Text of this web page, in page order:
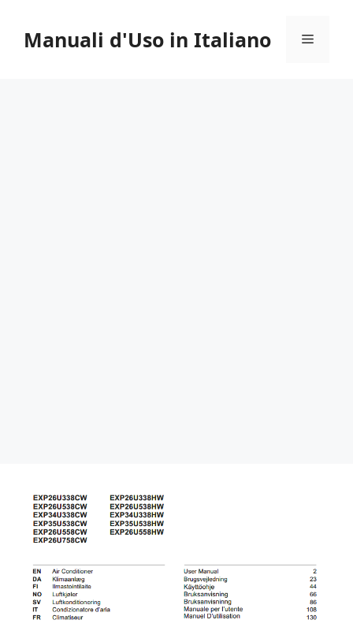
contenuto
Manuali d'Uso in Italiano Menu